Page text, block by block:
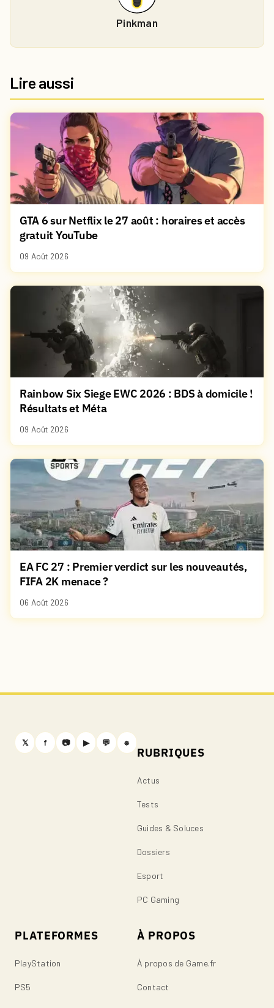
Pinkman
Lire aussi
GTA 6 sur Netflix le 27 août : horaires et accès
gratuit YouTube
09 Août 2026
Rainbow Six Siege EWC 2026 : BDS à domicile !
Résultats et Méta
09 Août 2026
EA FC 27 : Premier verdict sur les nouveautés,
FIFA 2K menace ?
06 Août 2026
𝕏 f 📷 ▶ 💬 ⎈
RUBRIQUES
Actus
Tests
Guides & Soluces
Dossiers
Esport
PC Gaming
PLATEFORMES
PlayStation
PS5
À PROPOS
À propos de Game.fr
Contact